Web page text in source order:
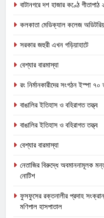
বাটানগরে দশ হাজার কণ্ঠে
কলকাতা মেডিক্যাল কলেজ
সরকার জহুরী এখন গড়িয়াহাটে
বেশ্যার বারমাস্যা
রং নির্মানকারীদের সংগঠন ইস্পা
বাঙালির ইতিহাস ও বহিরাগত তত্ত্ব
বাঙালির ইতিহাস ও বহিরাগত তত্ত্ব
বেশ্যার বারমাস্যা
নেতাজির বিরুদ্ধে অবমাননামূলক
নোটিশ
ফুসফুসের রক্তনালীর প্রদাহ
মণিপাল হাসপাতাল